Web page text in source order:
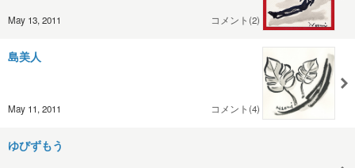
May 13, 2011 コメント(2)
島美人
May 11, 2011 コメント(4)
ゆびずもう